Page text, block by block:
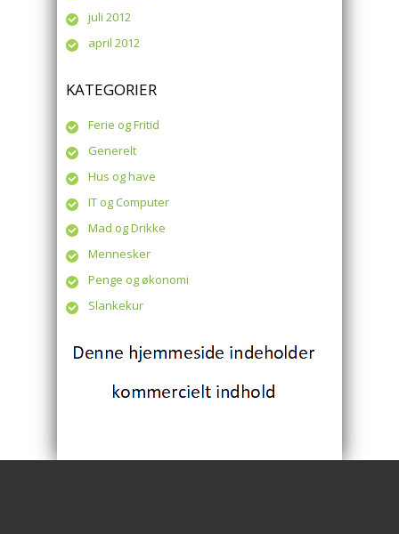
juli 2012
april 2012
KATEGORIER
Ferie og Fritid
Generelt
Hus og have
IT og Computer
Mad og Drikke
Mennesker
Penge og økonomi
Slankekur